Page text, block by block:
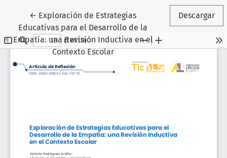
← Volver a los detalles del artículo
Exploración de Estrategias
Educativas para el Desarrollo de la
Empatía: una Revisión Inductiva en el
Contexto Escolar
Descargar